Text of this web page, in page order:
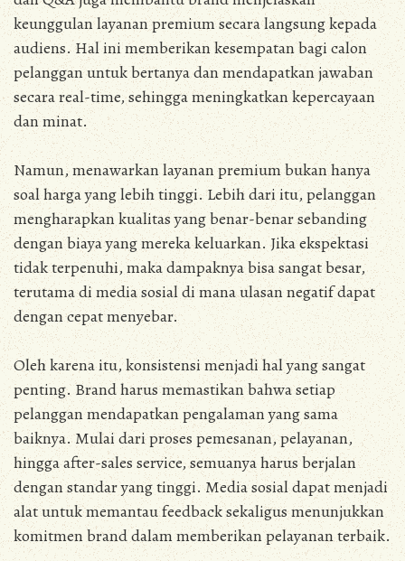
keunggulan layanan premium secara langsung kepada
audiens. Hal ini memberikan kesempatan bagi calon
pelanggan untuk bertanya dan mendapatkan jawaban
secara real-time, sehingga meningkatkan kepercayaan
dan minat.
Namun, menawarkan layanan premium bukan hanya
soal harga yang lebih tinggi. Lebih dari itu, pelanggan
mengharapkan kualitas yang benar-benar sebanding
dengan biaya yang mereka keluarkan. Jika ekspektasi
tidak terpenuhi, maka dampaknya bisa sangat besar,
terutama di media sosial di mana ulasan negatif dapat
dengan cepat menyebar.
Oleh karena itu, konsistensi menjadi hal yang sangat
penting. Brand harus memastikan bahwa setiap
pelanggan mendapatkan pengalaman yang sama
baiknya. Mulai dari proses pemesanan, pelayanan,
hingga after-sales service, semuanya harus berjalan
dengan standar yang tinggi. Media sosial dapat menjadi
alat untuk memantau feedback sekaligus menunjukkan
komitmen brand dalam memberikan pelayanan terbaik.